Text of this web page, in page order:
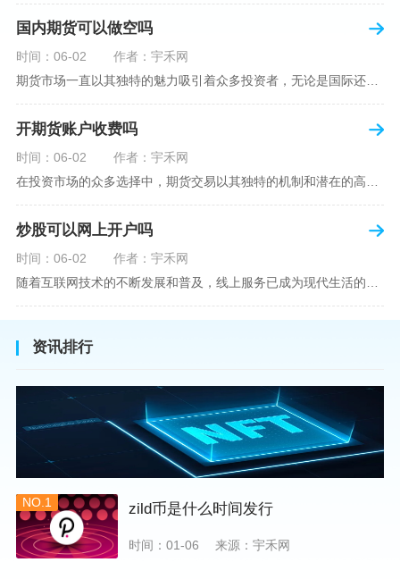
国内期货可以做空吗
时间：06-02
作者：宇禾网
期货市场一直以其独特的魅力吸引着众多投资者，无论是国际还是国内场景下，其波澜壮阔的市场行情都给予了投资者无限遐想。今天，我们将深入探讨一个特别的问题——"国内期货可以做空吗"？这个问题不仅关乎投资者的策略布局，更涉及到期货市场机制的基本理解。在深入探讨之前，我们首先需要明确几个期货市场的基础概念。期货，是指在标准化合约基础上，双方承诺在未来某一特定时间以约定价格买卖一定数量的商品或金融产品的合约。它允訸投资者通过买入（做多）或卖出（做空）合约来预测未来价格的变动。我们来揭开国
开期货账户收费吗
时间：06-02
作者：宇禾网
在投资市场的众多选择中，期货交易以其独特的机制和潜在的高收益吸引了不少投资者。但对于初学者而言，步入期货市场的第一步—开设期货账户，往往伴随着众多疑惑，其中一个常见问题就是：“开期货账户需要收费吗？”本文将从各个角度为您详细解读开设期货账户的相关费用，助您清晰理解期货账户的开设流程及其成本。在开始探讨相关费用前，我们首先简要了解一下期货账户的开设流程。通常情况下，开设期货账户需要您选择一家具有良好信誉的期货公司或经纪公司，填写账户开设申请表格，并提交身份证明与初步的资金证明等
炒股可以网上开户吗
时间：06-02
作者：宇禾网
随着互联网技术的不断发展和普及，线上服务已成为现代生活的一部分。在金融市场方面，炒股已不再是股票交易所和证券公司营业大厅的专利，网上开户成为了一种便捷的选择。本文旨在详细介绍网上炒股开户的流程、优点以及注意事项，助您更好地了解和踏入线上股票交易的大门。网上开户，即通过互联网申请并完成证券账户及资金账户的开设过程，允许投资者在电子设备上进行股票、债券等金融工具的交易。随着移动支付和电子认证技术的进步，网上开户过程已经变得非常快捷和安全。选择证券公司：您需要选择一家提供网上开户服
资讯排行
NO.1 zild币是什么时间发行
时间：01-06 来源：宇禾网